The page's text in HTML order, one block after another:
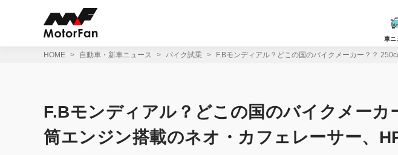
車ニ
HOME 自動車・新車ニュース バイク試乗 F.Bモンディアル？どこの国のバイクメーカー？？
F.Bモンディアル？どこの国のバイクメーカ
筒エンジン搭載のネオ・カフェレーサー、